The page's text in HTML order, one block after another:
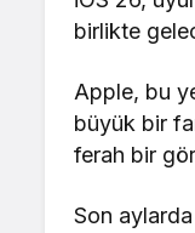
birlikte
Apple, bu
büyük bir
ferah bir
Son